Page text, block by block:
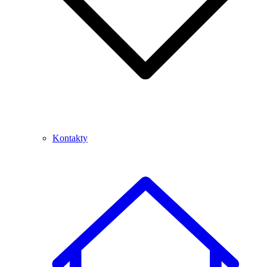
Kontakty